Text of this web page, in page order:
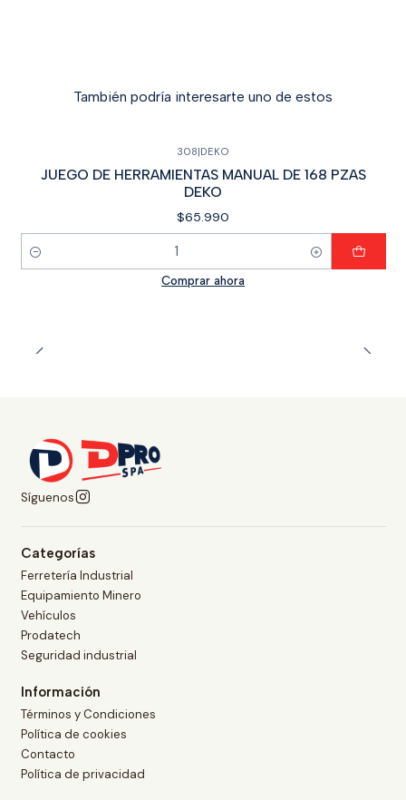
También podría interesarte uno de estos
308|DEKO
JUEGO DE HERRAMIENTAS MANUAL DE 168 PZAS
DEKO
$65.990
Cantidad
Comprar ahora
Síguenos
Categorías
Ferretería Industrial
Equipamiento Minero
Vehículos
Prodatech
Seguridad industrial
Información
Términos y Condiciones
Política de cookies
Contacto
Política de privacidad